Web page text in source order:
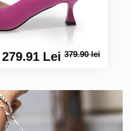
279.91 Lei379.90 lei